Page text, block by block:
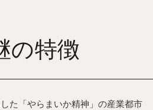
の特徴
た「やらまいか精神」の産業都市